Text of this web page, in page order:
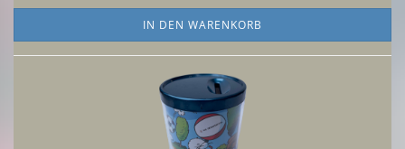
IN DEN WARENKORB